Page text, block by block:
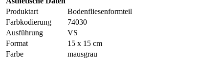
Produktart
Bodenfliesenformteil
Farbkodierung
74030
Ausführung
VS
Format
15 x 15 cm
Farbe
mausgrau